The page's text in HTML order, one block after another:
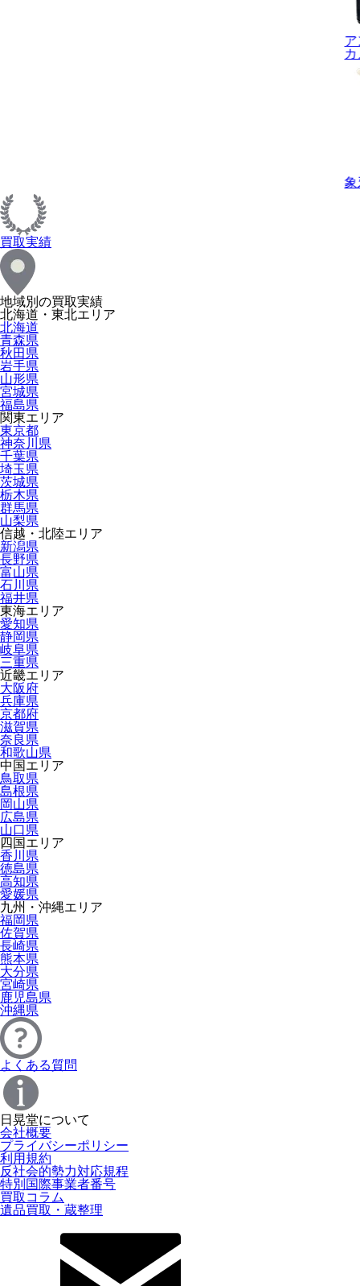
ア
象
買取実績
地域別の買取実績
北海道・東北エリア
北海道
青森県
秋田県
岩手県
山形県
宮城県
福島県
関東エリア
東京都
神奈川県
千葉県
埼玉県
茨城県
栃木県
群馬県
山梨県
信越・北陸エリア
新潟県
長野県
富山県
石川県
福井県
東海エリア
愛知県
静岡県
岐阜県
三重県
近畿エリア
大阪府
兵庫県
京都府
滋賀県
奈良県
和歌山県
中国エリア
鳥取県
島根県
岡山県
広島県
山口県
四国エリア
香川県
徳島県
高知県
愛媛県
九州・沖縄エリア
福岡県
佐賀県
長崎県
熊本県
大分県
宮崎県
鹿児島県
沖縄県
よくある質問
日晃堂について
会社概要
プライバシーポリシー
利用規約
反社会的勢力対応規程
特別国際事業者番号
買取コラム
遺品買取・蔵整理